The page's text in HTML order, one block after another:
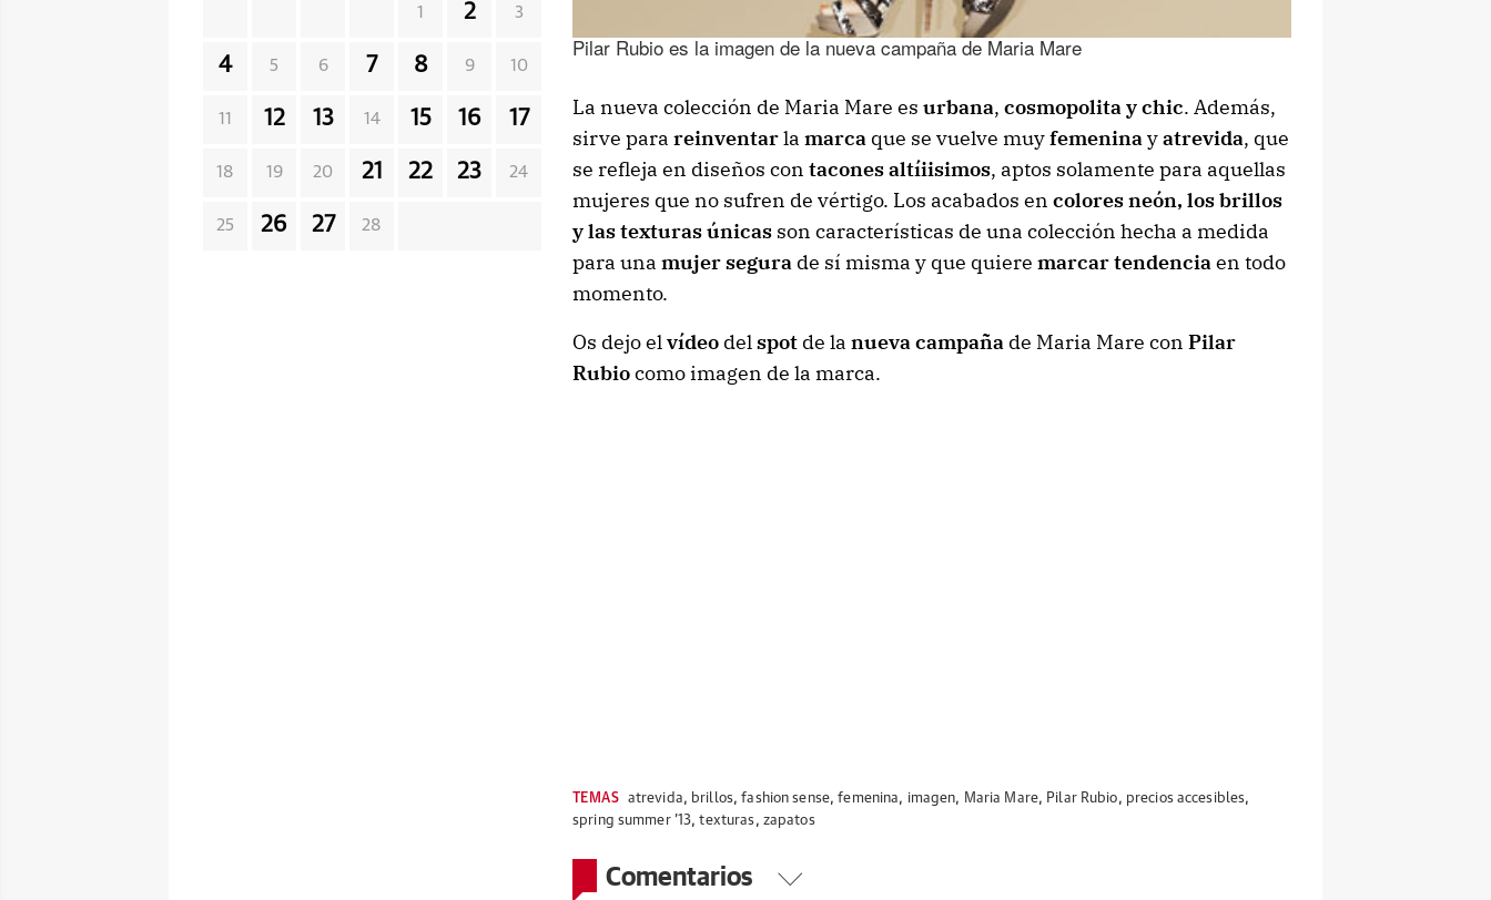
Pilar Rubio es la imagen de la nueva campaña de Maria Mare
La nueva colección de Maria Mare es urbana, cosmopolita y chic. Además,
sirve para reinventarla marcaque se vuelve muyfemeninayatrevida, que
se refleja en diseños con tacones altíiisimos, aptos solamente para aquellas
mujeres que no sufren de vértigo. Los acabados en colores neón, los brillos
y las texturas únicasson características de una colección hecha a medida
para una mujersegurade sí misma y que quiere marcar tendenciaen todo
momento.
Os dejo elvídeodelspotde la nueva campañade Maria Mare con Pilar
Rubiocomo imagen de la marca.
TEMAS atrevida, brillos,fashion sense,femenina, imagen, Maria Mare, Pilar Rubio, precios accesibles,
spring summer '13,texturas, zapatos
Comentarios
1 2 3
4 5 6 7 8 9 10
11 12 13 14 15 16 17
18 19 20 21 22 23 24
25 26 27 28